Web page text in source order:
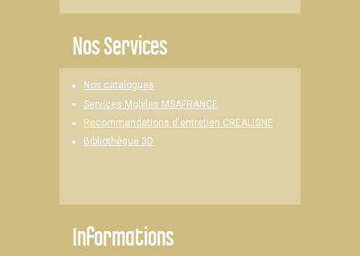
Nos Services
Nos catalogues
Services Mobiles MSAFRANCE
Recommandations d'entretien CREALIGNE
Bibliothèque 3D
Informations